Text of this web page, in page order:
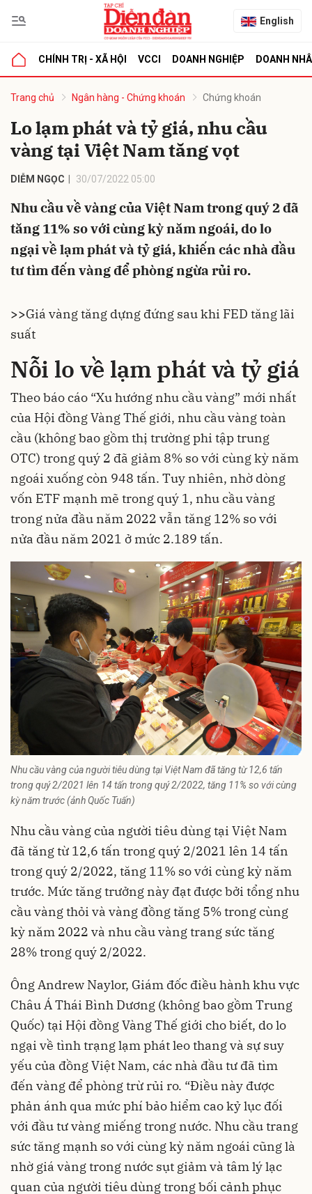
English
CHÍNH TRỊ - XÃ HỘI VCCI DOANH NGHIỆP DOANH
Trang chủ Ngân hàng - Chứng khoán Chứng khoán
Lo lạm phát và tỷ giá, nhu cầu
vàng tại Việt Nam tăng vọt
DIỄM NGỌC 30/07/2022 05:00
Nhu cầu về vàng của Việt Nam trong quý 2 đã
tăng 11% so với cùng kỳ năm ngoái, do lo
ngại về lạm phát và tỷ giá, khiến các nhà đầu
tư tìm đến vàng để phòng ngừa rủi ro.
>>Giá vàng tăng dựng đứng sau khi FED tăng lãi
suất
Nỗi lo về lạm phát và tỷ giá
Theo báo cáo “Xu hướng nhu cầu vàng” mới nhất
của Hội đồng Vàng Thế giới, nhu cầu vàng toàn
cầu (không bao gồm thị trường phi tập trung
OTC) trong quý 2 đã giảm 8% so với cùng kỳ năm
ngoái xuống còn 948 tấn. Tuy nhiên, nhờ dòng
vốn ETF mạnh mẽ trong quý 1, nhu cầu vàng
trong nửa đầu năm 2022 vẫn tăng 12% so với
nửa đầu năm 2021 ở mức 2.189 tấn.
Nhu cầu vàng của người tiêu dùng tại Việt Nam đã tăng từ 12,6 tấn
trong quý 2/2021 lên 14 tấn trong quý 2/2022, tăng 11% so với cùng
kỳ năm trước (ảnh Quốc Tuấn)
Nhu cầuvàngcủa người tiêu dùng tại Việt Nam
đã tăng từ 12,6 tấn trong quý 2/2021 lên 14 tấn
trong quý 2/2022, tăng 11% so với cùng kỳ năm
trước. Mức tăng trưởng này đạt được bởi tổng nhu
cầu vàng thỏi và vàng đồng tăng 5% trong cùng
kỳ năm 2022 và nhu cầu vàng trang sức tăng
28% trong quý 2/2022.
Ông Andrew Naylor, Giám đốc điều hành khu vực
Châu Á Thái Bình Dương (không bao gồm Trung
Quốc) tại Hội đồng Vàng Thế giới cho biết, do lo
ngại về tình trạng lạm phát leo thang và sự suy
yếu của đồng Việt Nam, các nhà đầu tư đã tìm
đến vàng để phòng trừ rủi ro. “Điều này được
phản ánh qua mức phí bảo hiểm cao kỷ lục đối
với đầu tư vàng miếng trong nước. Nhu cầu trang
sức tăng mạnh so với cùng kỳ năm ngoái cũng là
nhờ giá vàng trong nước sụt giảm và tâm lý lạc
quan của người tiêu dùng trong bối cảnh phục
luận
Hủy